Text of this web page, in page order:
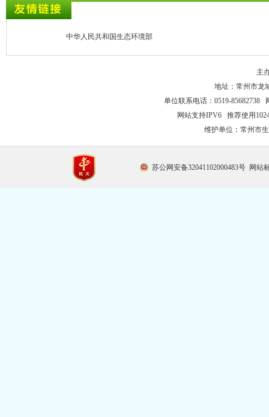
中华人民共和国生态环境部
主
地址：常州市龙
单位联系电话：0519-85682738
网站支持IPV6 推荐使用
维护单位：常州市
苏公网安备32041102000483号 网站